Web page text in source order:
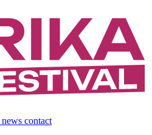
news contact